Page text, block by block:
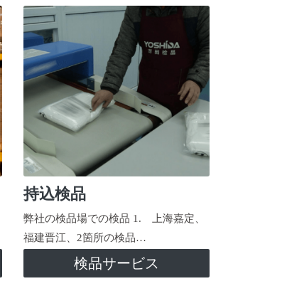
持込検品
弊社の検品場での検品 1. 上海嘉定、
福建晋江、2箇所の検品…
検品サービス